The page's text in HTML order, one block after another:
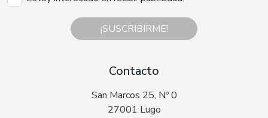
¡SUSCRIBIRME!
Contacto
San Marcos 25, Nº 0
27001 Lugo